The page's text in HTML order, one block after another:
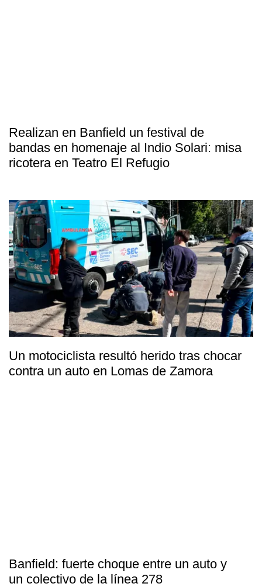
Realizan en Banfield un festival de
bandas en homenaje al Indio Solari: misa
ricotera en Teatro El Refugio
Un motociclista resultó herido tras chocar
contra un auto en Lomas de Zamora
Banfield: fuerte choque entre un auto y
un colectivo de la línea 278